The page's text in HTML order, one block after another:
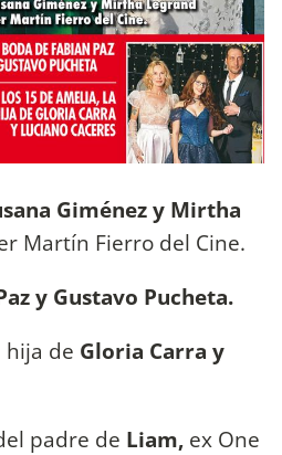
Giménez y Mirtha
Martín Fierro del Cine.
y Gustavo Pucheta.
hija de Gloria Carra y
padre de Liam, ex One